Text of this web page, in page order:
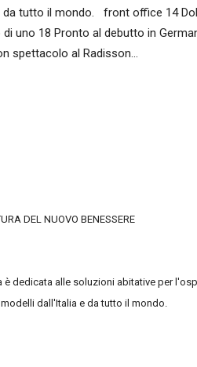
da tutto il mondo. front office 14
uno 18 Pronto al debutto in
spettacolo al Radisson…
DEL NUOVO BENESSERE
è dedicata alle soluzioni abitative per
dall'Italia e da tutto il mondo.